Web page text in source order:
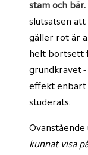
stam och bär.
slutsatsen att
gäller rot är
helt bortsett
grundkravet -
effekt enbart
studerats.
kunnat visa